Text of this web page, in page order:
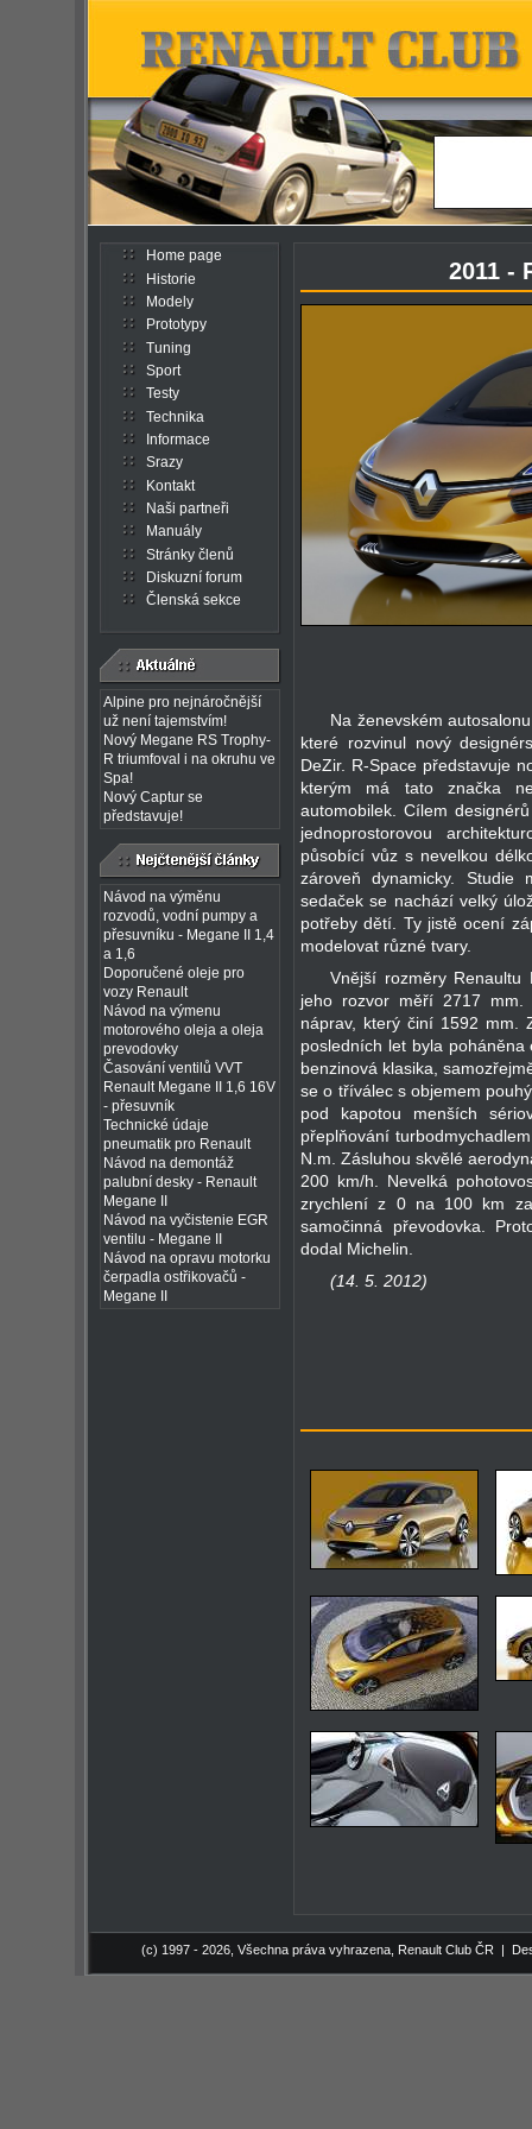
Home page
Historie
Modely
Prototypy
Tuning
Sport
Testy
Technika
Informace
Srazy
Kontakt
Naši partneři
Manuály
Stránky členů
Diskuzní forum
Členská sekce
Alpine pro nejnáročnější
už není tajemstvím!
Nový Megane RS Trophy-
R triumfoval i na okruhu ve
Spa!
Nový Captur se
představuje!
Návod na výměnu
rozvodů, vodní pumpy a
přesuvníku - Megane II 1,4
a 1,6
Doporučené oleje pro
vozy Renault
Návod na výmenu
motorového oleja a oleja
prevodovky
Časování ventilů VVT
Renault Megane II 1,6 16V
- přesuvník
Technické údaje
pneumatik pro Renault
Návod na demontáž
palubní desky - Renault
Megane II
Návod na vyčistenie EGR
ventilu - Megane II
Návod na opravu motorku
čerpadla ostřikovačů -
Megane II
2011 -
Na ženevském
které rozvinul nový
DeZir. R-Space představuje
kterým má tato značka
automobilek. Cílem
jednoprostorovou
působící vůz s nevelkou
zároveň dynamicky. Studie
sedaček se nachází velký
potřeby dětí. Ty jistě ocení
modelovat různé tvary.
Vnější rozměry
jeho rozvor měří 2717 mm.
náprav, který činí 1592 mm.
posledních let byla
benzinová klasika,
se o tříválec s objemem
pod kapotou menších
přeplňování
N.m. Zásluhou skvělé
200 km/h. Nevelká
zrychlení z 0 na 100 km
samočinná převodovka.
dodal Michelin.
(14. 5. 2012)
(c) 1997 - 2026, Všechna práva vyhrazena, Renault Club ČR |